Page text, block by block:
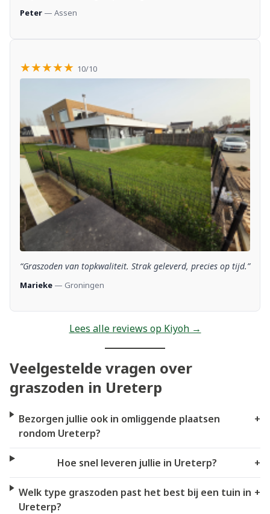
Peter — Assen
★★★★★ 10/10
“Graszoden van topkwaliteit. Strak geleverd, precies op tijd.”
Marieke — Groningen
Lees alle reviews op Kiyoh →
Veelgestelde vragen over
graszoden in Ureterp
Bezorgen jullie ook in omliggende plaatsen
rondom Ureterp?
+
Hoe snel leveren jullie in Ureterp? +
Welk type graszoden past het best bij een tuin in
Ureterp?
+